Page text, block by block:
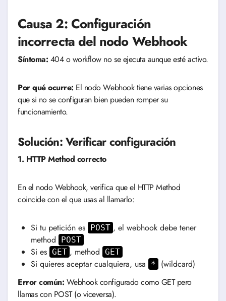
Causa 2: Configuración
incorrecta del nodo Webhook
Síntoma: 404 o workflow no se ejecuta aunque esté activo.
Por qué ocurre: El nodo Webhook tiene varias opciones
que si no se configuran bien pueden romper su
funcionamiento.
Solución: Verificar configuración
1. HTTP Method correcto
En el nodo Webhook, verifica que el HTTP Method
coincide con el que usas al llamarlo:
Si tu petición es POST , el webhook debe tener
method
POST
Si es GET , method GET
Si quieres aceptar cualquiera, usa *
(wildcard)
Error común: Webhook configurado como GET pero
llamas con POST (o viceversa).